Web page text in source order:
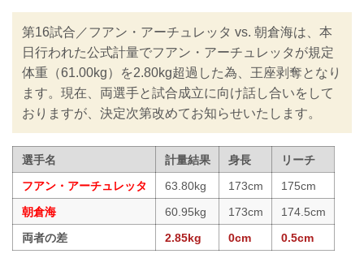
第16試合／フアン・アーチュレッタ vs. 朝倉海は、本
日行われた公式計量でフアン・アーチュレッタが規定
体重（61.00kg）を2.80kg超過した為、王座剥奪となり
ます。現在、両選手と試合成立に向け話し合いをして
おりますが、決定次第改めてお知らせいたします。
選手名 計量結果 身長
リーチ
フアン・アーチュレッタ
63.80kg 173cm
175cm
朝倉海
60.95kg 173cm
174.5cm
両者の差
2.85kg 0cm 0.5cm